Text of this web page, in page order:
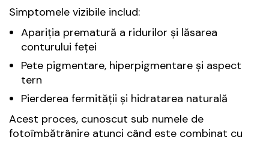
Simptomele vizibile includ:
Apariția prematură a ridurilor și lăsarea
conturului feței
Pete pigmentare, hiperpigmentare și aspect
tern
Pierderea fermității și hidratarea naturală
Acest proces, cunoscut sub numele de
fotoîmbătrânire atunci când este combinat cu